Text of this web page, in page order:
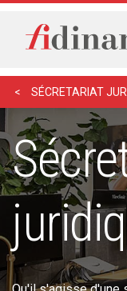
SÉCRETARIAT